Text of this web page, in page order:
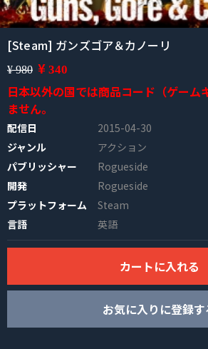
[Steam] ガンズゴア＆カノーリ
¥ 980 ¥ 340
日本以外の国では商品コード（ゲーム
ません。
配信日
2015-04-30
ジャンル
アクション
パブリッシャー
Rogueside
開発
Rogueside
プラットフォーム
Steam
言語
英語
カートに入れる
お気に入りに登録す